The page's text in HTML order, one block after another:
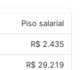
Piso salarial
R$ 2.435
R$ 29.219